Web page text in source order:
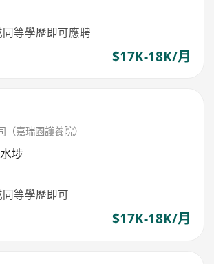
等學歷即可應聘
$17K-18K/月
嘉瑞園護養院）
埗
等學歷即可
$17K-18K/月